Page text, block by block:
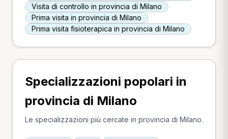
Visita di controllo in provincia di Milano
Prima visita in provincia di Milano
Prima visita fisioterapica in provincia di Milano
Specializzazioni popolari in
provincia di Milano
Le specializzazioni più cercate in provincia di Milano.